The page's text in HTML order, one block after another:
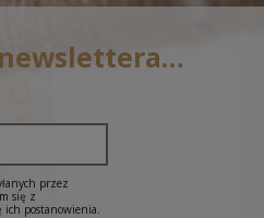
newslettera…
przez
się z
ich postanowienia.